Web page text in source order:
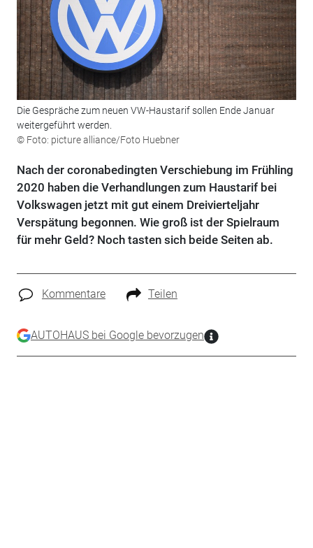
Die Gespräche zum neuen VW-Haustarif sollen Ende Januar
weitergeführt werden.
© Foto: picture alliance/Foto Huebner
Nach der coronabedingten Verschiebung im Frühling
2020 haben die Verhandlungen zum Haustarif bei
Volkswagen jetzt mit gut einem Dreivierteljahr
Verspätung begonnen. Wie groß ist der Spielraum
für mehr Geld? Noch tasten sich beide Seiten ab.
Kommentare Teilen
AUTOHAUS bei Google bevorzugen